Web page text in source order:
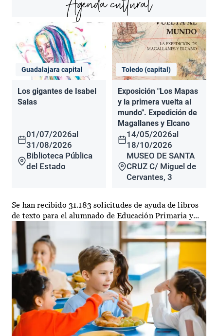
Guadalajara capital
Los gigantes de Isabel
Salas
01/07/2026al
31/08/2026
Biblioteca Pública
del Estado
Toledo (capital)
Exposición "Los Mapas
y la primera vuelta al
mundo". Expedición de
Magallanes y Elcano
14/05/2026al
18/10/2026
MUSEO DE SANTA
CRUZ C/ Miguel de
Cervantes, 3
Se han recibido 31.183 solicitudes de ayuda de libros
de texto para el alumnado de Educación Primaria y...